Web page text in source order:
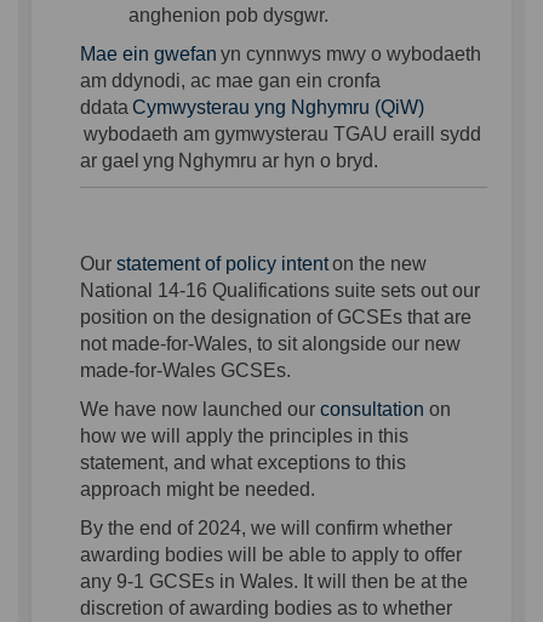
anghenion pob dysgwr.
Mae ein gwefan yn cynnwys mwy o wybodaeth
am ddynodi, ac mae gan ein cronfa
ddata Cymwysterau yng Nghymru (QiW)
(External link)
wybodaeth am gymwysterau TGAU eraill
sydd
ar gael yng Nghymru ar hyn o bryd.
Our statement of policy intent(External link)
on the new
National 14-16 Qualifications suite sets out our
position on the designation of GCSEs that are
not made-for-Wales, to sit alongside our new
made-for-Wales GCSEs.
We have now launched our consultation on
how we will apply the principles in this
statement, and what exceptions to this
approach might be needed.
By the end of 2024, we will confirm whether
awarding bodies will be able to apply to offer
any 9-1 GCSEs in Wales. It will then be at the
discretion of awarding bodies as to whether